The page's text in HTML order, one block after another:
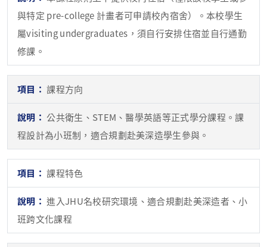
與特定 pre-college 計畫者可申請校內宿舍）。本校學生
屬visiting undergraduates，須自行安排住宿並自行通勤
修課。
課程方向
公共衛生、STEM、醫學英語等正式學分課程。課
程設計為小班制，適合規劃赴美深造學生參與。
課程特色
進入JHU名校研究環境、適合規劃赴美深造者、小
班跨文化課程